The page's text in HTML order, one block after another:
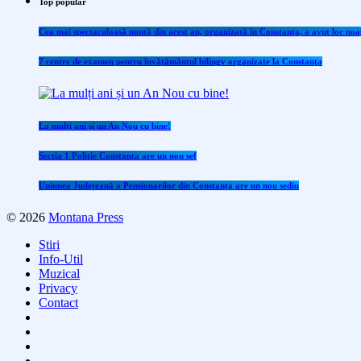
Cea mai spectaculoasă nuntă din acest an, organizată în Constanța, a avut loc
7 centre de examen pentru învăţământul bilingv organizate la Constanţa
La mulți ani și un An Nou cu bine!
Sectia 1 Politie Constanta are un nou sef
Uniunea Județeană a Pensionarilor din Constanța are un nou sediu
© 2026 Montana Press
Stiri
Info-Util
Muzical
Privacy
Contact